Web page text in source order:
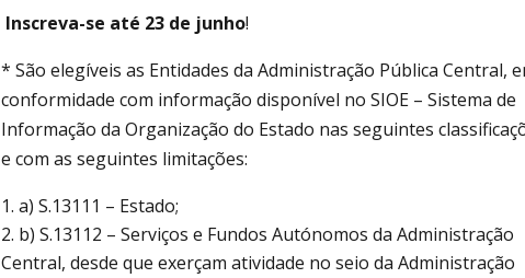
Inscreva-se até 23 de junho!
* São elegíveis as Entidades da Administração Pública Central,
conformidade com informação disponível no SIOE – Sistema de
Informação da Organização do Estado nas seguintes
e com as seguintes limitações:
a) S.13111 – Estado;
b) S.13112 – Serviços e Fundos Autónomos da Administração
Central, desde que exerçam atividade no seio da Administração